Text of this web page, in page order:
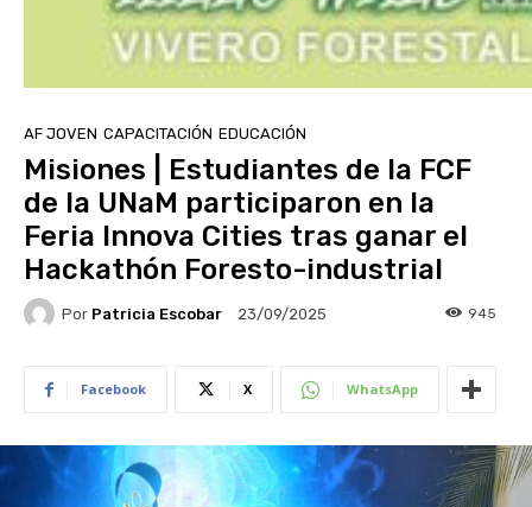
AF JOVEN CAPACITACIÓN EDUCACIÓN
Misiones | Estudiantes de la FCF
de la UNaM participaron en la
Feria Innova Cities tras ganar el
Hackathón Foresto-industrial
Por Patricia Escobar 23/09/2025 945
Facebook X WhatsApp